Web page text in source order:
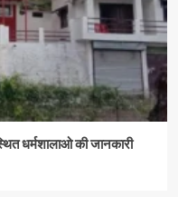
धर्मशालाओ की जानकारी